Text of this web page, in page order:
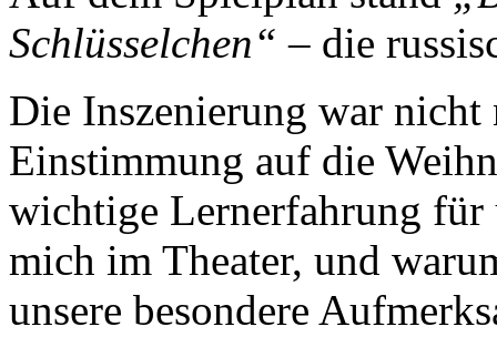
Schlüsselchen“ – die
Die Inszenierung war nicht
Einstimmung auf die
wichtige Lernerfahrung für
mich im Theater, und
unsere besondere